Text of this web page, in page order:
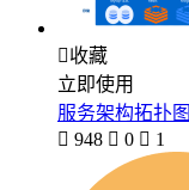
收藏
立即使用
服务架构拓扑图
 948  0  1